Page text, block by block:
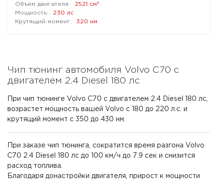
2521 см³
230 лс
320 нм
Чип тюнинг автомобиля Volvo C70 с
двигателем 2.4 Diesel 180 лс
При чип тюнинге Volvo C70 с двигателем 2.4 Diesel 180 лс,
возрастет мощность вашей Volvo с 180 до 220 л.с. и
крутящий момент с 350 до 430 нм.
При заказе чип тюнинга, сократится время разгона Volvo
C70 2.4 Diesel 180 лс до 100 км/ч до 7.9 сек и снизится
расход топлива.
Благодаря донастройки двигателя, прирост к мощности